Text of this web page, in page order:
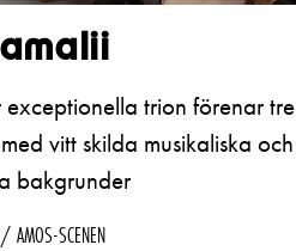
exceptionella trion förenar tre
vitt skilda musikaliska och
bakgrunder
AMOS-SCENEN